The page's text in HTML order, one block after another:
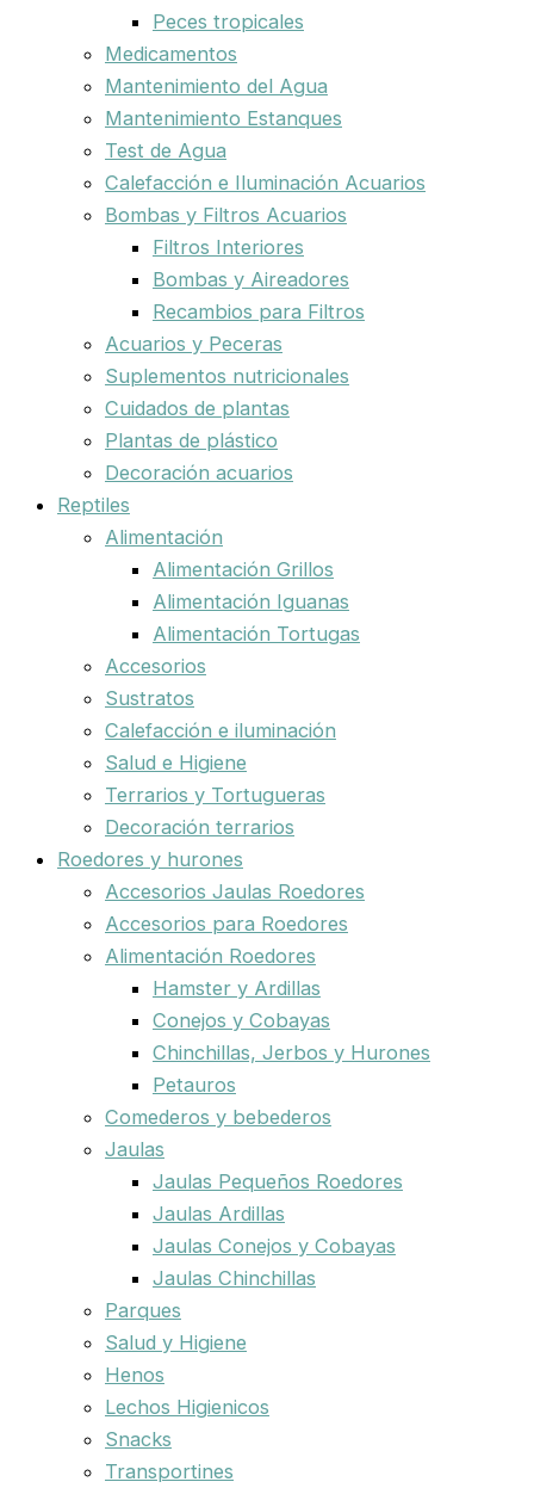
Peces tropicales
Medicamentos
Mantenimiento del Agua
Mantenimiento Estanques
Test de Agua
Calefacción e Iluminación Acuarios
Bombas y Filtros Acuarios
Filtros Interiores
Bombas y Aireadores
Recambios para Filtros
Acuarios y Peceras
Suplementos nutricionales
Cuidados de plantas
Plantas de plástico
Decoración acuarios
Reptiles
Alimentación
Alimentación Grillos
Alimentación Iguanas
Alimentación Tortugas
Accesorios
Sustratos
Calefacción e iluminación
Salud e Higiene
Terrarios y Tortugueras
Decoración terrarios
Roedores y hurones
Accesorios Jaulas Roedores
Accesorios para Roedores
Alimentación Roedores
Hamster y Ardillas
Conejos y Cobayas
Chinchillas, Jerbos y Hurones
Petauros
Comederos y bebederos
Jaulas
Jaulas Pequeños Roedores
Jaulas Ardillas
Jaulas Conejos y Cobayas
Jaulas Chinchillas
Parques
Salud y Higiene
Henos
Lechos Higienicos
Snacks
Transportines